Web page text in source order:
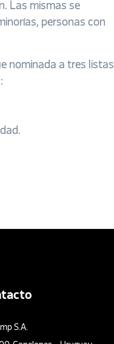
Las mismas se
personas con
nominada a tres listas
S.A.